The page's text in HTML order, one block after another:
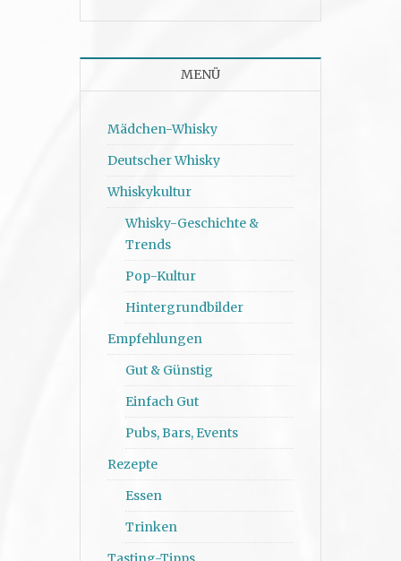
MENÜ
Mädchen-Whisky
Deutscher Whisky
Whiskykultur
Whisky-Geschichte &
Trends
Pop-Kultur
Hintergrundbilder
Empfehlungen
Gut & Günstig
Einfach Gut
Pubs, Bars, Events
Rezepte
Essen
Trinken